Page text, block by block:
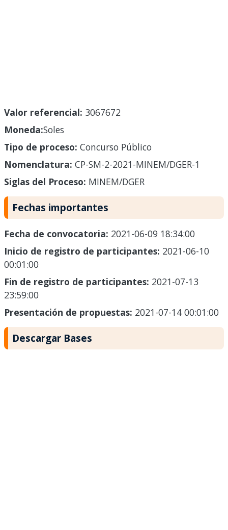
Valor referencial: 3067672
Moneda:Soles
Tipo de proceso: Concurso Público
Nomenclatura: CP-SM-2-2021-MINEM/DGER-1
Siglas del Proceso: MINEM/DGER
Fechas importantes
Fecha de convocatoria: 2021-06-09 18:34:00
Inicio de registro de participantes: 2021-06-10
00:01:00
Fin de registro de participantes: 2021-07-13
23:59:00
Presentación de propuestas: 2021-07-14 00:01:00
Descargar Bases